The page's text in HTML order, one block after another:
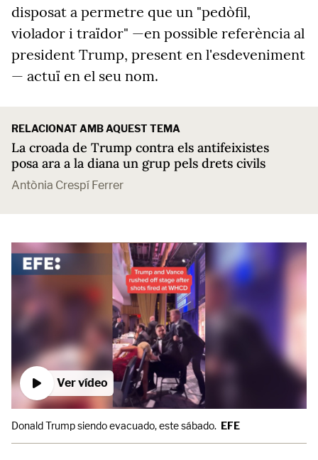
disposat a permetre que un "pedòfil,
violador i traïdor" —en possible referència al
president Trump, present en l'esdeveniment
— actuï en el seu nom.
RELACIONAT AMB AQUEST TEMA
La croada de Trump contra els antifeixistes
posa ara a la diana un grup pels drets civils
Antònia Crespí Ferrer
Ver vídeo
Donald Trump siendo evacuado, este sábado. EFE